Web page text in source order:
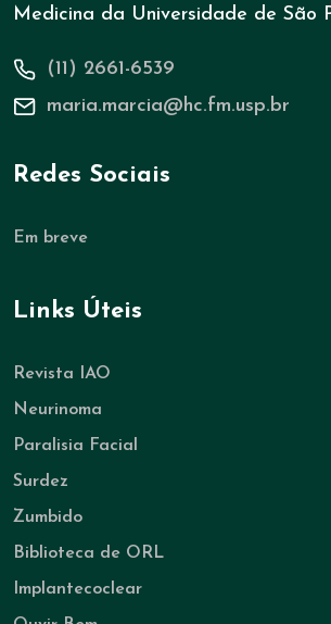
Medicina da Universidade de São
(11) 2661-6539
maria.marcia@hc.fm.usp.br
Redes Sociais
Em breve
Links Úteis
Revista IAO
Neurinoma
Paralisia Facial
Surdez
Zumbido
Biblioteca de ORL
Implantecoclear